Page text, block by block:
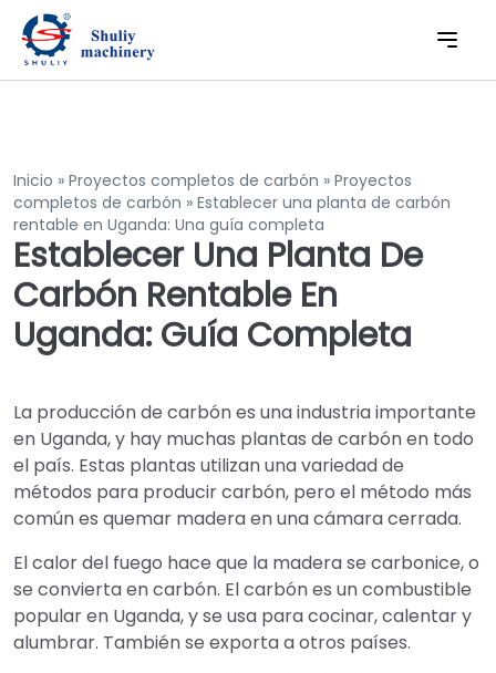
Inicio » Proyectos completos de carbón » Proyectos
completos de carbón » Establecer una planta de carbón
rentable en Uganda: Una guía completa
Establecer Una Planta De
Carbón Rentable En
Uganda: Guía Completa
La producción de carbón es una industria importante
en Uganda, y hay muchas plantas de carbón en todo
el país. Estas plantas utilizan una variedad de
métodos para producir carbón, pero el método más
común es quemar madera en una cámara cerrada.
El calor del fuego hace que la madera se carbonice, o
se convierta en carbón. El carbón es un combustible
popular en Uganda, y se usa para cocinar, calentar y
alumbrar. También se exporta a otros países.